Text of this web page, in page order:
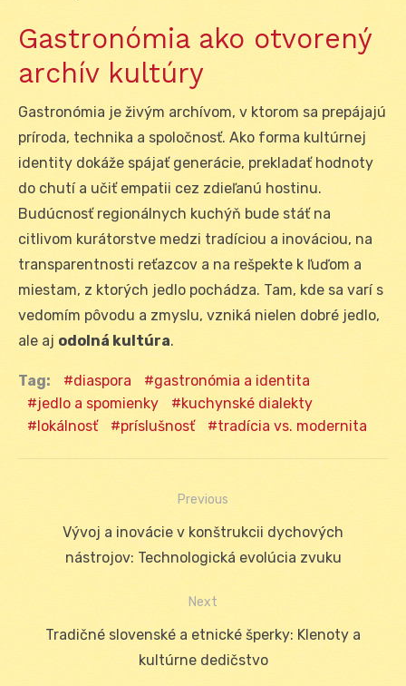
Gastronómia ako otvorený
archív kultúry
Gastronómia je živým archívom, v ktorom sa prepájajú
príroda, technika a spoločnosť. Ako forma kultúrnej
identity dokáže spájať generácie, prekladať hodnoty
do chutí a učiť empatii cez zdieľanú hostinu.
Budúcnosť regionálnych kuchýň bude stáť na
citlivom kurátorstve medzi tradíciou a inováciou, na
transparentnosti reťazcov a na rešpekte k ľuďom a
miestam, z ktorých jedlo pochádza. Tam, kde sa varí s
vedomím pôvodu a zmyslu, vzniká nielen dobré jedlo,
ale aj odolná kultúra.
Tag: diaspora
gastronómia a identita
jedlo a spomienky
kuchynské dialekty
lokálnosť
príslušnosť tradícia vs. modernita
Navigácia
Previous
PreviousVývoj a inovácie v konštrukcii dychových
nástrojov: Technologická evolúcia zvuku
Next
NextTradičné slovenské a etnické šperky: Klenoty a
kultúrne dedičstvo